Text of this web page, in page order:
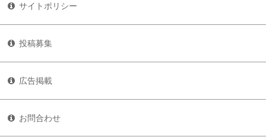
サイトポリシー
投稿募集
広告掲載
お問合わせ